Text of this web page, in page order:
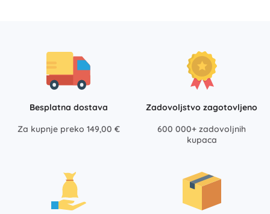
Besplatna dostava
Za kupnje preko 149,00 €
Zadovoljstvo zagotovljeno
600 000+ zadovoljnih
kupaca